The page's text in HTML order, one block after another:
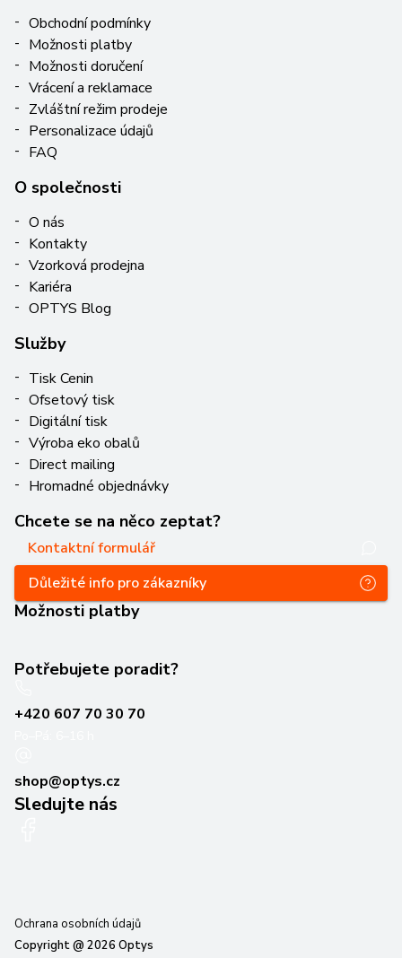
Obchodní podmínky
Možnosti platby
Možnosti doručení
Vrácení a reklamace
Zvláštní režim prodeje
Personalizace údajů
FAQ
O společnosti
O nás
Kontakty
Vzorková prodejna
Kariéra
OPTYS Blog
Služby
Tisk Cenin
Ofsetový tisk
Digitální tisk
Výroba eko obalů
Direct mailing
Hromadné objednávky
Chcete se na něco zeptat?
Kontaktní formulář
Důležité info pro zákazníky
Možnosti platby
Potřebujete poradit?
+420 607 70 30 70
shop@optys.cz
Sledujte nás
Ochrana osobních údajů
Copyright @ 2026 Optys